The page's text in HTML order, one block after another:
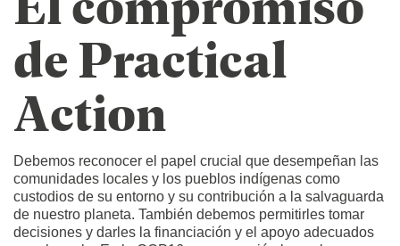
de Practical
Action
Debemos reconocer el papel crucial que desempeñan las
comunidades locales y los pueblos indígenas como
custodios de su entorno y su contribución a la salvaguarda
de nuestro planeta. También debemos permitirles tomar
decisiones y darles la financiación y el apoyo adecuados